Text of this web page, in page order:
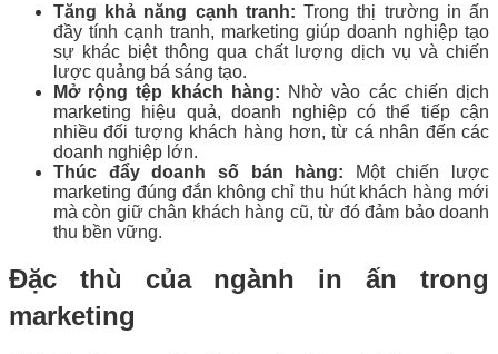
Tăng khả năng cạnh tranh: Trong thị trường in ấn
đầy tính cạnh tranh, marketing giúp doanh nghiệp tạo
sự khác biệt thông qua chất lượng dịch vụ và chiến
lược quảng bá sáng tạo.
Mở rộng tệp khách hàng: Nhờ vào các chiến dịch
marketing hiệu quả, doanh nghiệp có thể tiếp cận
nhiều đối tượng khách hàng hơn, từ cá nhân đến các
doanh nghiệp lớn.
Thúc đẩy doanh số bán hàng: Một chiến lược
marketing đúng đắn không chỉ thu hút khách hàng mới
mà còn giữ chân khách hàng cũ, từ đó đảm bảo doanh
thu bền vững.
Đặc thù của ngành in ấn trong
marketing